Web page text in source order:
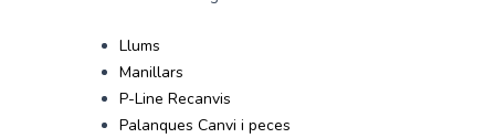
Llums
Manillars
P-Line Recanvis
Palanques Canvi i peces